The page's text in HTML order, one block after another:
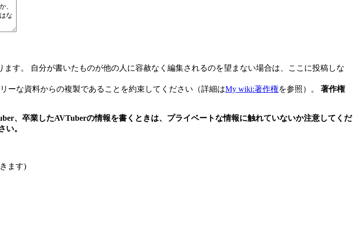
す。 自分が書いたものが他の人に容赦なく編集されるのを望まない場合は、ここに投稿しな
ーな資料からの複製であることを約束してください（詳細はMy wiki:著作権を参照）。 著作権
、卒業したAVTuberの情報を書くときは、プライベートな情報に触れていないか注意してくだ
い。
ます)